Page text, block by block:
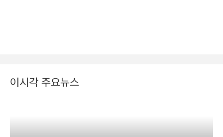
이시각 주요뉴스